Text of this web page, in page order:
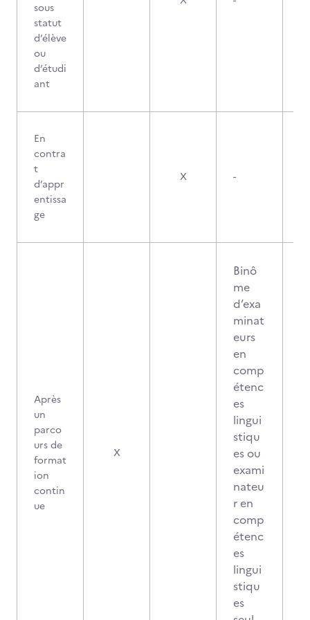
sous
statut
d’élève
ou
d’étudi
ant
En
contra
t
d’appr
entissa
ge
X -
Après
un
parco
urs de
format
ion
contin
ue
X
Binô
me
d’exa
minat
eurs
en
comp
étenc
es
lingui
stiqu
es ou
exami
nateu
r en
comp
étenc
es
lingui
stiqu
es